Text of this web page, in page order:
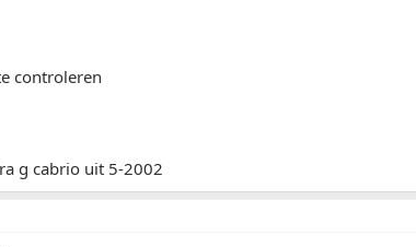
controleren
g cabrio uit 5-2002